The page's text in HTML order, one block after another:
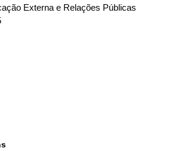
Externa e Relações Públicas